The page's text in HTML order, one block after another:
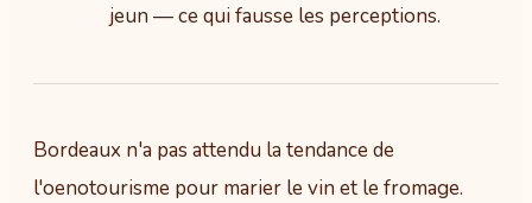
jeun — ce qui fausse les perceptions.
Bordeaux n'a pas attendu la tendance de
l'oenotourisme pour marier le vin et le fromage.